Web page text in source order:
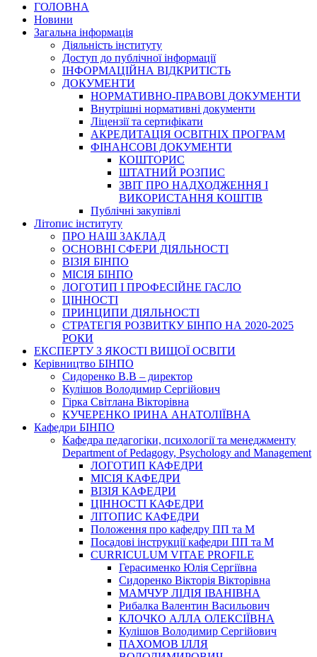
ГОЛОВНА
Новини
Загальна інформація
Діяльність інституту
Доступ до публічної інформації
ІНФОРМАЦІЙНА ВІДКРИТІСТЬ
ДОКУМЕНТИ
НОРМАТИВНО-ПРАВОВІ ДОКУМЕНТИ
Внутрішні нормативні документи
Ліцензії та сертифікати
АКРЕДИТАЦІЯ ОСВІТНІХ ПРОГРАМ
ФІНАНСОВІ ДОКУМЕНТИ
КОШТОРИС
ШТАТНИЙ РОЗПИС
ЗВІТ ПРО НАДХОДЖЕННЯ І
ВИКОРИСТАННЯ КОШТІВ
Публічні закупівлі
Літопис інституту
ПРО НАШ ЗАКЛАД
ОСНОВНІ СФЕРИ ДІЯЛЬНОСТІ
ВІЗІЯ БІНПО
МІСІЯ БІНПО
ЛОГОТИП І ПРОФЕСІЙНЕ ГАСЛО
ЦІННОСТІ
ПРИНЦИПИ ДІЯЛЬНОСТІ
СТРАТЕГІЯ РОЗВИТКУ БІНПО НА 2020-2025
РОКИ
ЕКСПЕРТУ З ЯКОСТІ ВИЩОЇ ОСВІТИ
Керівництво БІНПО
Сидоренко В.В – директор
Кулішов Володимир Сергійович
Гірка Світлана Вікторівна
КУЧЕРЕНКО ІРИНА АНАТОЛІЇВНА
Кафедри БІНПО
Кафедра педагогіки, психології та менеджменту
Department of Pedagogy, Psychology and Management
ЛОГОТИП КАФЕДРИ
МІСІЯ КАФЕДРИ
ВІЗІЯ КАФЕДРИ
ЦІННОСТІ КАФЕДРИ
ЛІТОПИС КАФЕДРИ
Положення про кафедру ПП та М
Посадові інструкції кафедри ПП та М
CURRICULUM VITAE PROFILE
Герасименко Юлія Сергіївна
Сидоренко Вікторія Вікторівна
МАМЧУР ЛІДІЯ ІВАНІВНА
Рибалка Валентин Васильович
КЛОЧКО АЛЛА ОЛЕКСІЇВНА
Кулішов Володимир Сергійович
ПАХОМОВ ІЛЛЯ